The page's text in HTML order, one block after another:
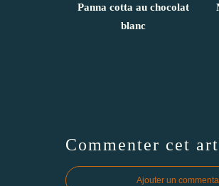
Panna cotta au chocolat
blanc
Commenter cet
Ajouter un